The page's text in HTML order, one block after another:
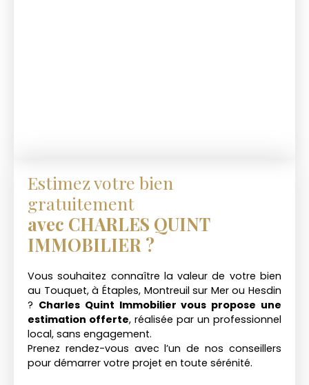
Estimez votre bien
gratuitement
avec CHARLES QUINT
IMMOBILIER ?
Vous souhaitez connaître la valeur de votre bien
au Touquet, à Étaples, Montreuil sur Mer ou Hesdin
? Charles Quint Immobilier vous propose une
estimation offerte, réalisée par un professionnel
local, sans engagement.
Prenez rendez-vous avec l’un de nos conseillers
pour démarrer votre projet en toute sérénité.